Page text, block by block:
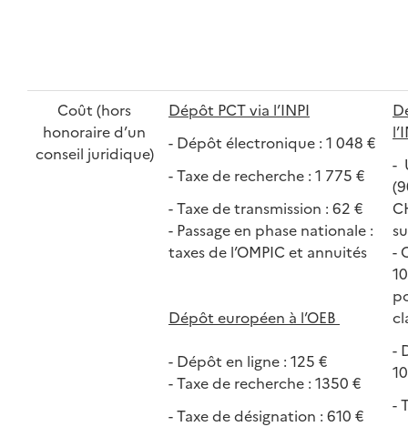
Coût (hors
honoraire d’un
conseil juridique)
Dépôt PCT via l’INPI
- Dépôt électronique : 1 048 €
- Taxe de recherche : 1 775 €
- Taxe de transmission : 62 €
- Passage en phase nationale :
taxes de l’OMPIC et annuités
Dépôt européen à l’OEB
- Dépôt en ligne : 125 €
- Taxe de recherche : 1350 €
- Taxe de désignation : 610 €
-
-
-
-